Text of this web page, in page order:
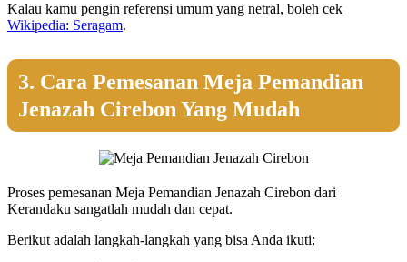
Kalau kamu pengin referensi umum yang netral, boleh cek
Wikipedia: Seragam.
3. Cara Pemesanan Meja Pemandian
Jenazah Cirebon Yang Mudah
Proses pemesanan Meja Pemandian Jenazah Cirebon dari
Kerandaku sangatlah mudah dan cepat.
Berikut adalah langkah-langkah yang bisa Anda ikuti: